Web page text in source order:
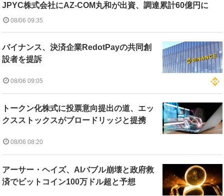
JPYC株式会社にAZ-COM丸和が出資、調達累計60億円に
08/06 09:35
バイナンス、決済企業RedotPayの共同創
設者を提訴
08/06 09:05
トークン化株式に投票意向提出の道、エッ
クスストックスがブロードリッジと提携
08/06 08:20
アーサー・ヘイズ、AIバブル崩壊と政府救
済でビットコイン100万ドル超と予想